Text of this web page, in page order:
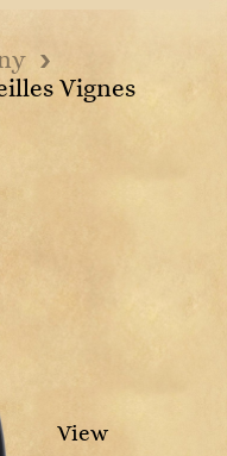
Vignes
View